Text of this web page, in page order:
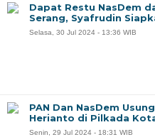
Dapat Restu NasDem
Serang, Syafrudin
Selasa, 30 Jul 2024 - 13:36 WIB
PAN Dan NasDem
Herianto di Pilkada
Senin, 29 Jul 2024 - 18:31 WIB